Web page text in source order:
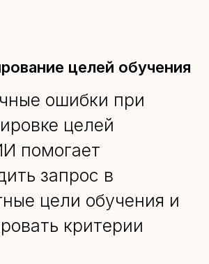
целей обучения
ошибки при
целей
помогает
запрос в
цели обучения и
критерии